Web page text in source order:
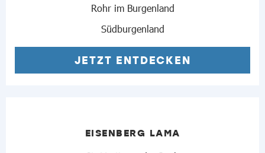
Rohr im Burgenland
Südburgenland
JETZT ENTDECKEN
EISENBERG LAMA